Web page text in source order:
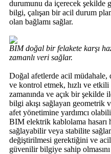
durumunu da içerecek şekilde
bilgi, çalışan bir acil durum
olan bağlamı sağlar.
BIM doğal bir felakete karşı
zamanlı veri sağlar.
Doğal afetlerde acil
ve kontrol etmek, hızlı ve
zamanında ve açık bir şekilde
bilgi akışı sağlayan
afet yönetimine yardımcı
BIM elektrik kablolama hasarı
sağlayabilir veya stabilite
değiştirilmesi gerektiğini ve
güvenilir bilgiye sahip